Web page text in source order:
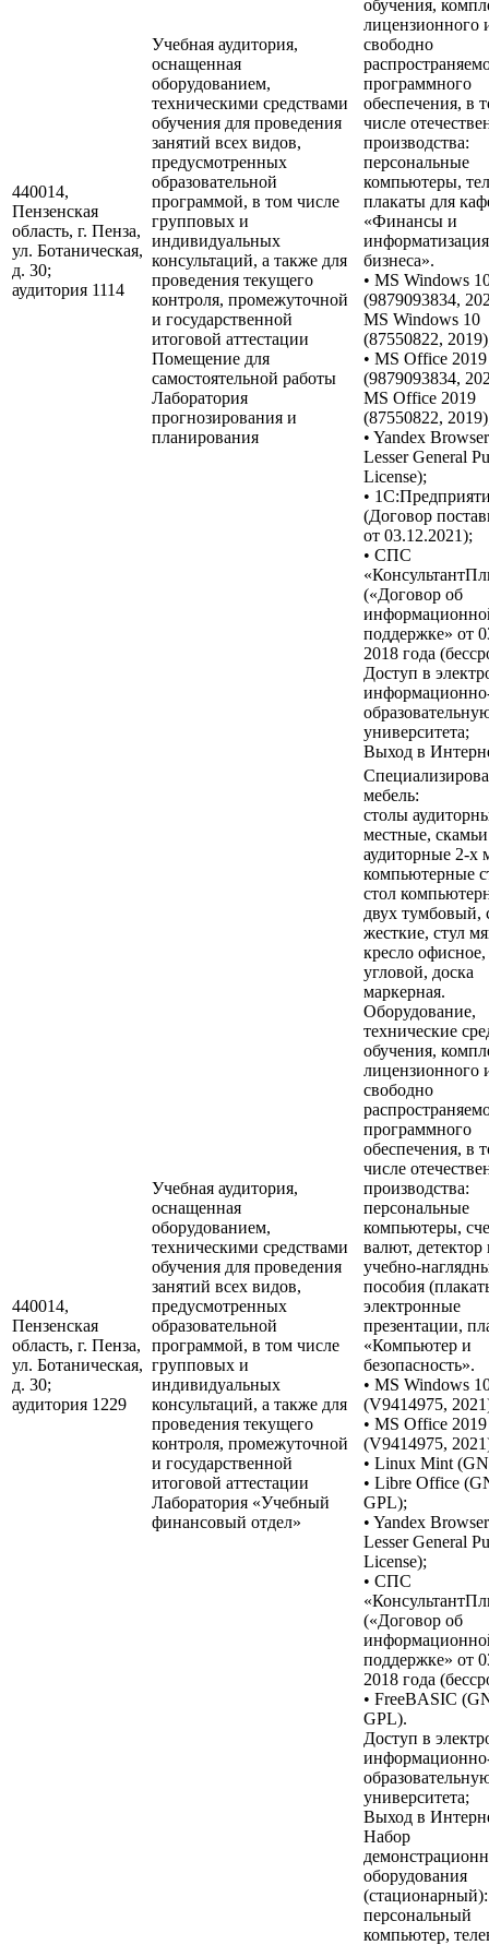
440014,
Пензенская
область, г. Пенза,
ул. Ботаническая,
д. 30;
аудитория 1114
Учебная аудитория,
оснащенная
оборудованием,
техническими средствами
обучения для проведения
занятий всех видов,
предусмотренных
образовательной
программой, в том числе
групповых и
индивидуальных
консультаций, а также для
проведения текущего
контроля, промежуточной
и государственной
итоговой аттестации
Помещение для
самостоятельной работы
Лаборатория
прогнозирования и
планирования
обучения,
лицензионного
свободно
программного
обеспечения, в
числе
производства:
персональные
компьютеры,
плакаты для
«Финансы и
информатизация
бизнеса».
• MS Windows
(9879093834,
MS Windows 10
(87550822,
• MS Office 2019
(9879093834,
MS Office 2019
(87550822,
• Yandex
Lesser General
License);
•
(Договор
от 03.12.2021);
• СПС
(«Договор об
поддержке» от
2018 года
Доступ в
университета;
Выход в
440014,
Пензенская
область, г. Пенза,
ул. Ботаническая,
д. 30;
аудитория 1229
Учебная аудитория,
оснащенная
оборудованием,
техническими средствами
обучения для проведения
занятий всех видов,
предусмотренных
образовательной
программой, в том числе
групповых и
индивидуальных
консультаций, а также для
проведения текущего
контроля, промежуточной
и государственной
итоговой аттестации
Лаборатория «Учебный
финансовый отдел»
мебель:
столы
местные, скамьи
аудиторные 2-х
компьютерные
стол
двух тумбовый,
жесткие, стул
кресло
угловой, доска
маркерная.
Оборудование,
технические
обучения,
лицензионного
свободно
программного
обеспечения, в
числе
производства:
персональные
компьютеры,
валют, детектор
учебно-
пособия
электронные
презентации,
«Компьютер и
безопасность».
• MS Windows
(V9414975,
• MS Office 2019
(V9414975,
• Linux Mint
• Libre Office
GPL);
• Yandex
Lesser General
License);
• СПС
(«Договор об
поддержке» от
2018 года
• FreeBASIC
GPL).
Доступ в
университета;
Выход в
Набор
оборудования
(стационарный):
персональный
компьютер,